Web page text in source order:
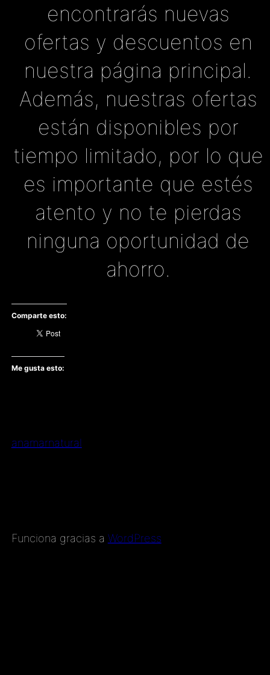
encontrarás nuevas
ofertas y descuentos en
nuestra página principal.
Además, nuestras ofertas
están disponibles por
tiempo limitado, por lo que
es importante que estés
atento y no te pierdas
ninguna oportunidad de
ahorro.
Comparte esto:
Me gusta esto:
anamarnatural
Funciona gracias a WordPress